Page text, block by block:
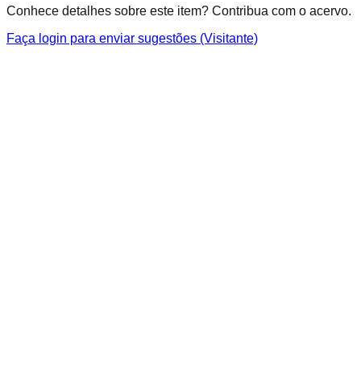
Conhece detalhes sobre este item? Contribua com o acervo.
Faça login para enviar sugestões (Visitante)